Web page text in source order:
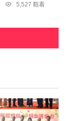
5,527 觀看